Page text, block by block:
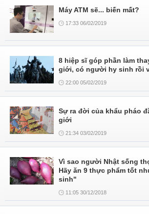
Máy ATM sẽ... biến mất?
17:33 06/02/2019
8 hiệp sĩ góp phần làm
giới, có người hy sinh rồi
22:00 05/02/2019
Sự ra đời của khẩu pháo
giới
21:34 03/02/2019
Vì sao người Nhật sống
Hãy ăn 9 thực phẩm tốt
sinh"
11:05 30/12/2018